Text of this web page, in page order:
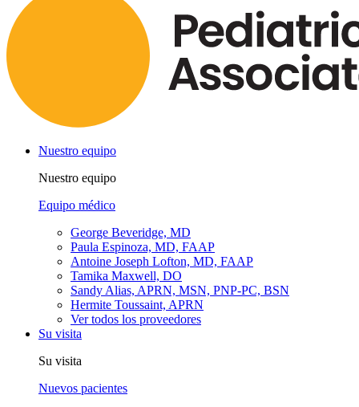
Nuestro equipo
Nuestro equipo
Equipo médico
George Beveridge, MD
Paula Espinoza, MD, FAAP
Antoine Joseph Lofton, MD, FAAP
Tamika Maxwell, DO
Sandy Alias, APRN, MSN, PNP-PC, BSN
Hermite Toussaint, APRN
Ver todos los proveedores
Su visita
Su visita
Nuevos pacientes